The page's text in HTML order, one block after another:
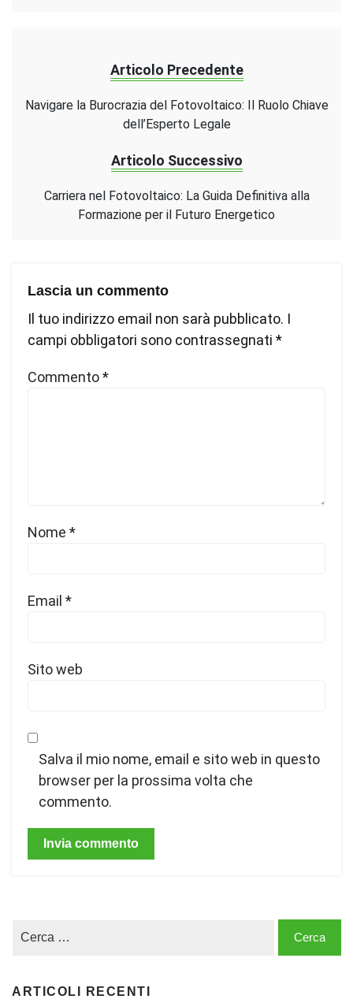
Articolo Precedente
Navigare la Burocrazia del Fotovoltaico: Il Ruolo Chiave
dell’Esperto Legale
Articolo Successivo
Carriera nel Fotovoltaico: La Guida Definitiva alla
Formazione per il Futuro Energetico
Lascia un commento
Il tuo indirizzo email non sarà pubblicato. I
campi obbligatori sono contrassegnati *
Commento*
Nome *
Email *
Sito web
Salva il mio nome, email e sito web in questo
browser per la prossima volta che
commento.
ARTICOLI RECENTI